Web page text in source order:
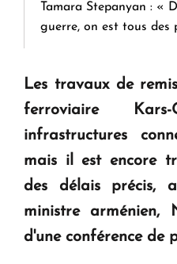
Tamara Stepanyan : «
guerre, on est tous des
" Tant qu'il n'existe pas
question d'un
KASA : 30 ans
ouvrira ses portes à
Les travaux de
ferroviaire
infrastructures
mais il est encore
des délais précis,
ministre arménien,
d'une conférence de